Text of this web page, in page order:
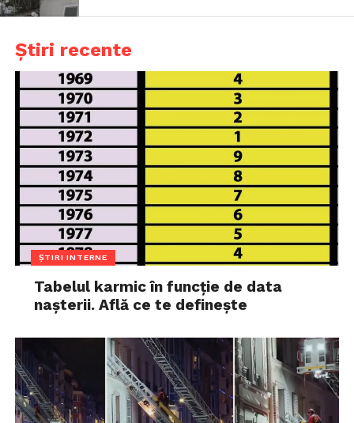
Știri recente
ȘTIRI INTERNE
Tabelul karmic în funcție de data
nașterii. Află ce te definește